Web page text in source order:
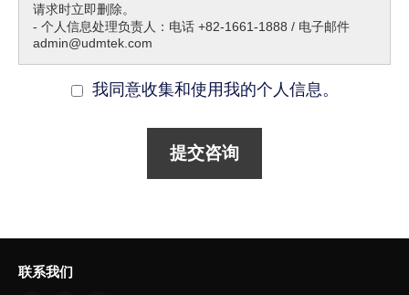
请求时立即删除。
- 个人信息处理负责人：电话 +82-1661-1888 / 电子邮件
admin@udmtek.com
我同意收集和使用我的个人信息。
联系我们